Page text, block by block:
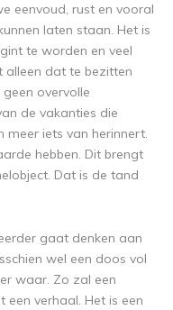
eenvoud, rust en vooral
laten staan. Het is
te worden en veel
alleen dat te bezitten
overvolle
de vakanties die
meer iets van herinnert.
hebben. Dit brengt
Dat is de tand
gaat denken aan
wel een doos vol
waar. Zo zal een
een verhaal. Het is een